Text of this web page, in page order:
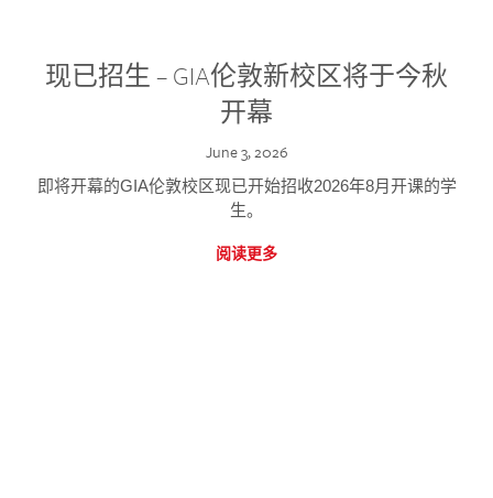
现已招生 – GIA伦敦新校区将于今秋
开幕
June 3, 2026
即将开幕的GIA伦敦校区现已开始招收2026年8月开课的学
生。
阅读更多